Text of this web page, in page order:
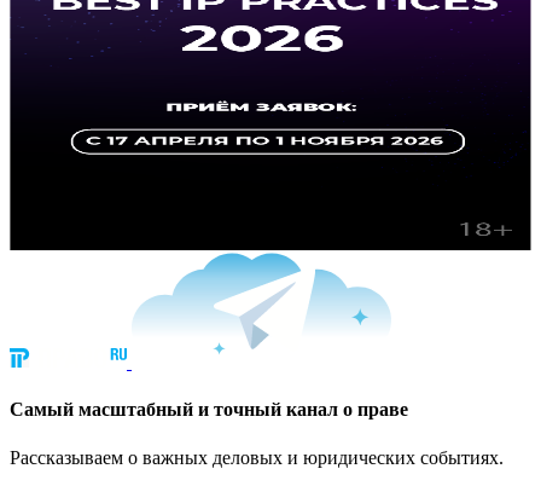
Cамый масштабный и точный канал о праве
Рассказываем о важных деловых и юридических событиях.